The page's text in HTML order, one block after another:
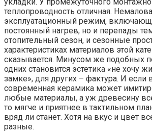
теплопроводность отличная.
эксплуатационный режим,
постоянный нагрев, но и перепады
отопительный сезон, и сезонные
характеристиках материалов этой
сказывается. Минусом же подобных
одних становится эстетика «не хочу
замке», для других – фактура. И если
современная керамика может
любые материалы, а уж древесину
то мягче и приятнее в тактильном
вряд ли станет. Хотя на вкус и цвет
разные.